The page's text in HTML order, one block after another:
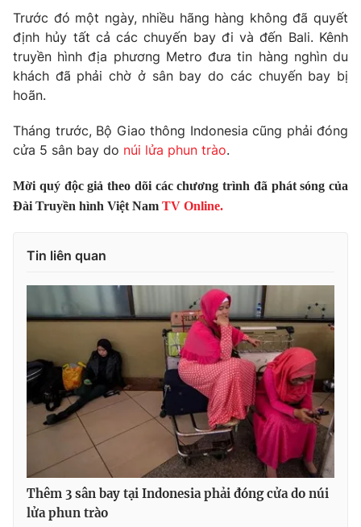
Sản phẩm
Thị trường
Tư vấn
Giao lưu trực tuyến
Lịch phát sóng
Emagazine Podcast
Photo Infographic
VTV Money VTV Thể thao
VTV Sức khoẻ Bất động sản
Thị trường 24h Tấm lòng Việt
VTV4 Vươn mình bằng AI
VTV9 VTV8
Liên hệ tòa soạn
Trước đó một ngày, nhiều hãng hàng không đã quyết
định hủy tất cả các chuyến bay đi và đến Bali. Kênh
truyền hình địa phương Metro đưa tin hàng nghìn du
khách đã phải chờ ở sân bay do các chuyến bay bị
hoãn.
Tháng trước, Bộ Giao thông Indonesia cũng phải đóng
cửa 5 sân bay do núi lửa phun trào.
Mời quý độc giả theo dõi các chương trình đã phát sóng của
Đài Truyền hình Việt Nam TV Online.
Tin liên quan
Thêm 3 sân bay tại Indonesia phải đóng cửa do núi
lửa phun trào